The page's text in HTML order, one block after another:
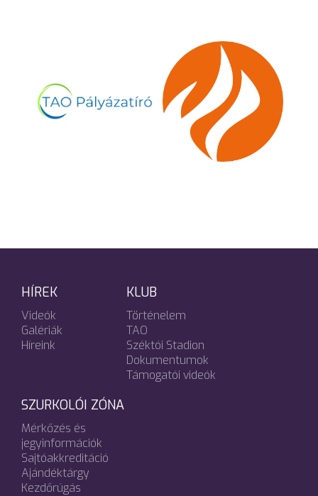
HÍREK
Videók
Galériák
Híreink
KLUB
Történelem
TAO
Széktói Stadion
Dokumentumok
Támogatói videók
SZURKOLÓI ZÓNA
Mérkőzés és
jegyinformációk
Sajtóakkreditáció
Ajándéktárgy
Kezdőrúgás